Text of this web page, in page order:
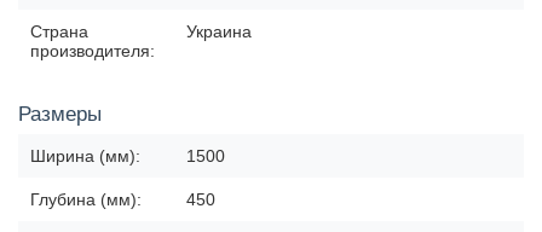
Страна
производителя:
Украина
Размеры
Ширина (мм): 1500
Глубина (мм): 450